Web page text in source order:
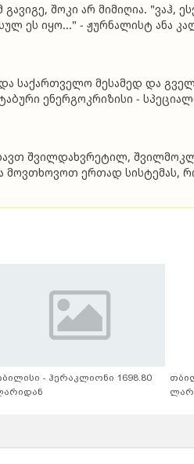
შოკი არ მიმიღია. "ვაჰ,
ეს იყო..." - ჟურნალისტ ანა
საქართველო მესამედ და
ენერგოკრიზისი -
შვილდახვრეტილ,
მოვთხოვოთ ერთად სისტემას,
გზასაცდენილი
- ჰერაკლიონი 1698.80